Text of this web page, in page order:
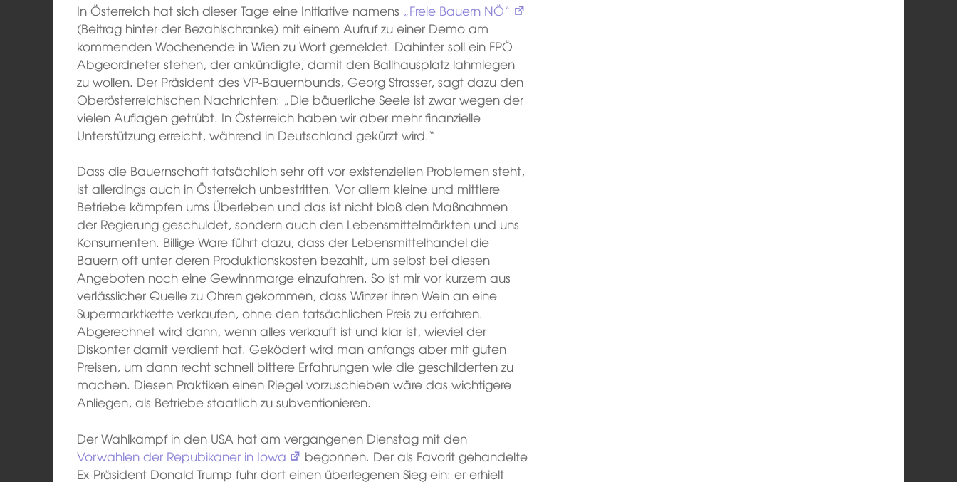
In Österreich hat sich dieser Tage eine Initiative namens „Freie Bauern NÖ“
(Beitrag hinter der Bezahlschranke) mit einem Aufruf zu einer Demo am
kommenden Wochenende in Wien zu Wort gemeldet. Dahinter soll ein FPÖ-
Abgeordneter stehen, der ankündigte, damit den Ballhausplatz lahmlegen
zu wollen. Der Präsident des VP-Bauernbunds, Georg Strasser, sagt dazu den
Oberösterreichischen Nachrichten: „Die bäuerliche Seele ist zwar wegen der
vielen Auflagen getrübt. In Österreich haben wir aber mehr finanzielle
Unterstützung erreicht, während in Deutschland gekürzt wird.“
Dass die Bauernschaft tatsächlich sehr oft vor existenziellen Problemen steht,
ist allerdings auch in Österreich unbestritten. Vor allem kleine und mittlere
Betriebe kämpfen ums Überleben und das ist nicht bloß den Maßnahmen
der Regierung geschuldet, sondern auch den Lebensmittelmärkten und uns
Konsumenten. Billige Ware führt dazu, dass der Lebensmittelhandel die
Bauern oft unter deren Produktionskosten bezahlt, um selbst bei diesen
Angeboten noch eine Gewinnmarge einzufahren. So ist mir vor kurzem aus
verlässlicher Quelle zu Ohren gekommen, dass Winzer ihren Wein an eine
Supermarktkette verkaufen, ohne den tatsächlichen Preis zu erfahren.
Abgerechnet wird dann, wenn alles verkauft ist und klar ist, wieviel der
Diskonter damit verdient hat. Geködert wird man anfangs aber mit guten
Preisen, um dann recht schnell bittere Erfahrungen wie die geschilderten zu
machen. Diesen Praktiken einen Riegel vorzuschieben wäre das wichtigere
Anliegen, als Betriebe staatlich zu subventionieren.
Der Wahlkampf in den USA hat am vergangenen Dienstag mit den
Vorwahlen der Repubikaner in Iowa
begonnen. Der als Favorit gehandelte
Ex-Präsident Donald Trump fuhr dort einen überlegenen Sieg ein: er erhielt